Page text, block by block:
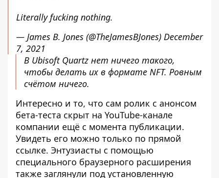
Literally fucking nothing.
— James B. Jones (@TheJamesBJones) December
7, 2021
В Ubisoft Quartz нет ничего такого,
чтобы делать их в формате NFT. Ровным
счётом ничего.
Интересно и то, что сам ролик с анонсом
бета-теста скрыт на YouTube-канале
компании ещё с момента публикации.
Увидеть его можно только по прямой
ссылке. Энтузиасты с помощью
специального браузерного расширения
также заглянули под установленную